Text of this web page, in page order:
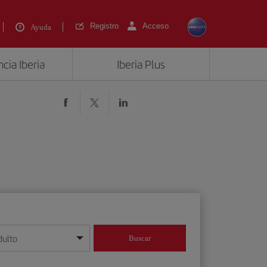
Ayuda Registro Acceso
Iberia Iberia Plus
mes/año
Buscar